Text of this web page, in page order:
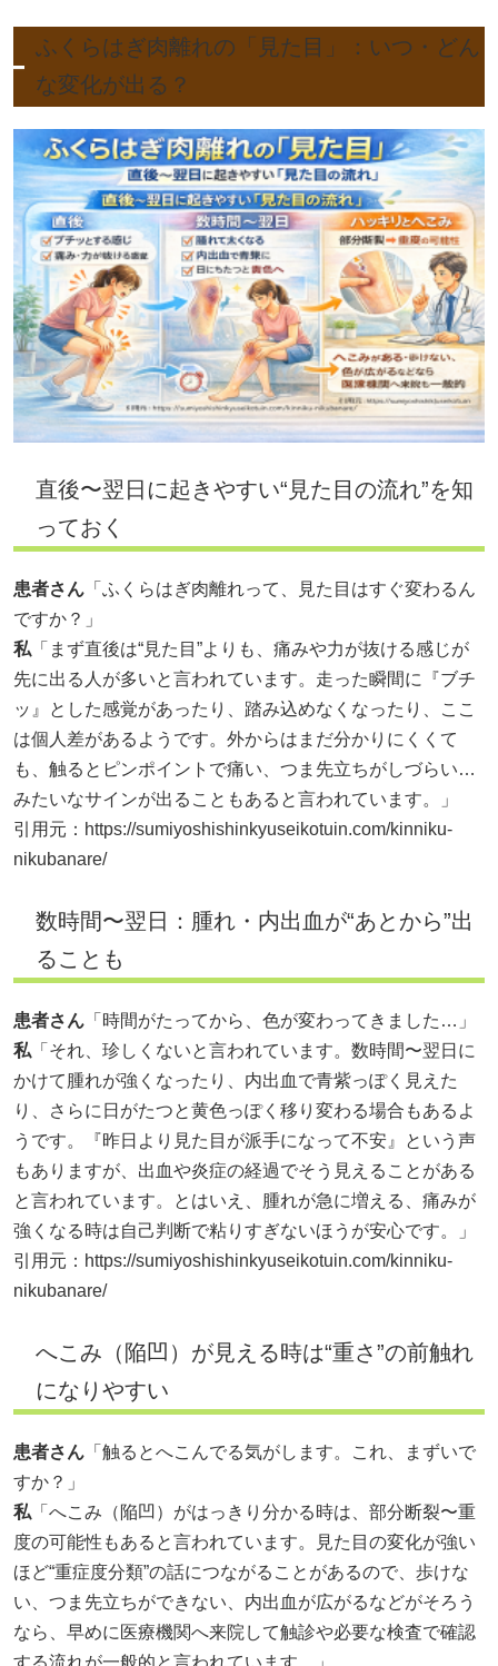
ふくらはぎ肉離れの「見た目」：いつ・どん
な変化が出る？
直後〜翌日に起きやすい“見た目の流れ”を知
っておく
患者さん 「ふくらはぎ肉離れって、見た目はすぐ変わるん
ですか？」
私「まず直後は“見た目”よりも、痛みや力が抜ける感じが
先に出る人が多いと言われています。走った瞬間に『ブチ
ッ』とした感覚があったり、踏み込めなくなったり、ここ
は個人差があるようです。外からはまだ分かりにくくて
も、触るとピンポイントで痛い、つま先立ちがしづらい…
みたいなサインが出ることもあると言われています。」
引用元： https://sumiyoshishinkyuseikotuin.com/kinniku-
nikubanare/
数時間〜翌日：腫れ・内出血が“あとから”出
ることも
患者さん 「時間がたってから、色が変わってきました…」
私「それ、珍しくないと言われています。数時間〜翌日に
かけて腫れが強くなったり、内出血で青紫っぽく見えた
り、さらに日がたつと黄色っぽく移り変わる場合もあるよ
うです。『昨日より見た目が派手になって不安』という声
もありますが、出血や炎症の経過でそう見えることがある
と言われています。とはいえ、腫れが急に増える、痛みが
強くなる時は自己判断で粘りすぎないほうが安心です。」
引用元： https://sumiyoshishinkyuseikotuin.com/kinniku-
nikubanare/
へこみ（陥凹）が見える時は“重さ”の前触れ
になりやすい
患者さん 「触るとへこんでる気がします。これ、まずいで
すか？」
私「へこみ（陥凹）がはっきり分かる時は、部分断裂〜重
度の可能性もあると言われています。見た目の変化が強い
ほど“重症度分類”の話につながることがあるので、歩けな
い、つま先立ちができない、内出血が広がるなどがそろう
なら、早めに医療機関へ来院して触診や必要な検査で確認